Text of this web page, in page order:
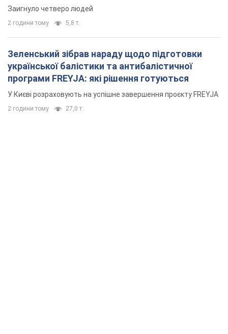
Заигнуло четверо людей
2 години тому 5,8 т.
Зеленський зібрав нараду щодо підготовки
української балістики та антибалістичної
програми FREYJA: які рішення готуються
У Києві розраховують на успішне завершення проєкту FREYJA
2 години тому 27,0 т.